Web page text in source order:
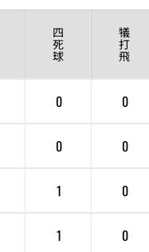
四
死
球
犠
打
飛
0 0
0 0
1 0
1 0